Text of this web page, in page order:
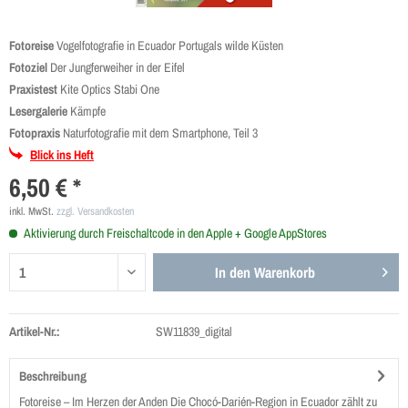
FotoreiseVogelfotografie in Ecuador Portugals wilde Küsten
Fotoziel Der Jungferweiher in der Eifel
Praxistest Kite Optics Stabi One
Lesergalerie Kämpfe
Fotopraxis Naturfotografie mit dem Smartphone, Teil 3
Blick ins Heft
6,50 € *
inkl. MwSt. zzgl. Versandkosten
Aktivierung durch Freischaltcode in den Apple + Google AppStores
In den Warenkorb
Artikel-Nr.: SW11839_digital
Beschreibung
Fotoreise – Im Herzen der Anden Die Chocó-Darién-Region in Ecuador zählt zu